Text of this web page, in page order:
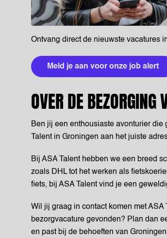
Ontvang direct de nieuwste vacatures
Meld je aan voor onze job alert
OVER DE
Ben jij een enthousiaste avonturier
Talent in Groningen aan het juiste
Bij ASA Talent hebben we een breed
zoals DHL tot het werken als
fiets, bij ASA Talent vind je een
Wil jij graag in contact komen met
bezorgvacature gevonden? Plan dan
en past bij de behoeften van